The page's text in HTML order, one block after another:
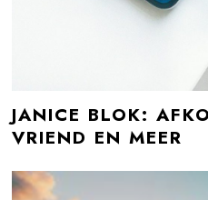
JANICE BLOK:
VRIEND EN MEER